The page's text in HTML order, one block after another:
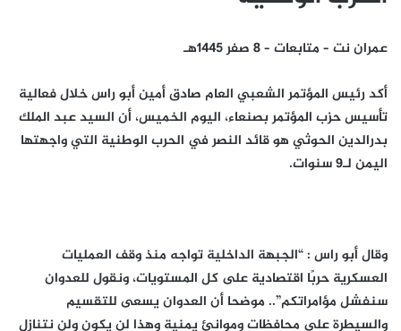
عمران نت – متابعات – 8 صفر 1445هـ
أكد رئيس المؤتمر الشعبي العام صادق أمين أبو راس خلال فعالية
تأسيس حزب المؤتمر بصنعاء، اليوم الخميس، أن السيد عبد الملك
بدرالدين الحوثي هو قائد النصر في الحرب الوطنية التي واجهتها
اليمن لـ9 سنوات.
وقال أبو راس : “الجبهة الداخلية تواجه منذ وقف العمليات
العسكرية حربًا اقتصادية على كل المستويات، ونقول للعدوان
سنفشل مؤامراتكم”.. موضحا أن العدوان يسعى للتقسيم
والسيطرة على محافظات وموانئ يمنية وهذا لن يكون ولن نتنازل